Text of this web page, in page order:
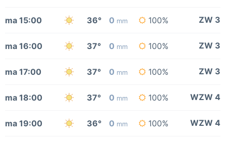
ma 15:00 36° 0 mm 100% ZW 3
ma 16:00 37° 0 mm 100% ZW 3
ma 17:00 37° 0 mm 100% ZW 3
ma 18:00 37° 0 mm 100% WZW 4
ma 19:00 36° 0 mm 100% WZW 4